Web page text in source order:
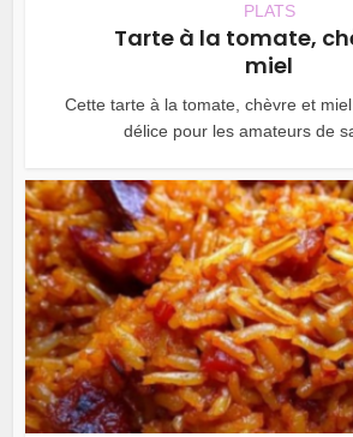
PLATS
Tarte à la tomate,
miel
Cette tarte à la tomate, chèvre et
délice pour les amateurs de